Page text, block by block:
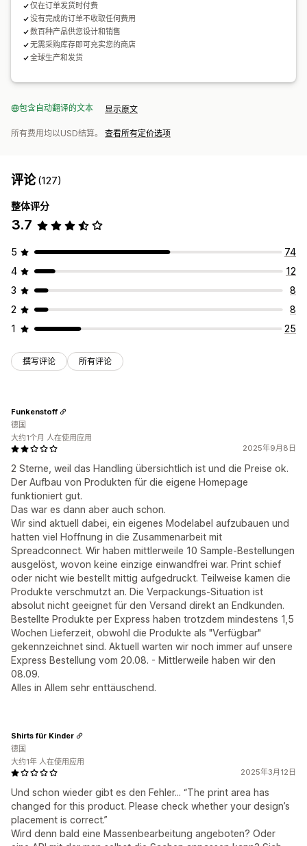
仅在订单发货时付费
没有完成的订单不收取任何费用
数百种产品供您设计和销售
无需采购库存即可充实您的商店
全球生产和发货
包含自动翻译的文本 显示原文
所有费用均以USD结算。 查看所有定价选项
评论(127)
整体评分
3.7
5
74
4
12
3
8
2
8
1
25
撰写评论 所有评论
2025年9月8日
2 Sterne, weil das Handling übersichtlich ist und die Preise ok.
Der Aufbau von Produkten für die eigene Homepage
funktioniert gut.
Das war es dann aber auch schon.
Wir sind aktuell dabei, ein eigenes Modelabel aufzubauen und
hatten viel Hoffnung in die Zusammenarbeit mit
Spreadconnect. Wir haben mittlerweile 10 Sample-Bestellungen
ausgelöst, wovon keine einzige einwandfrei war. Print schief
oder nicht wie bestellt mittig aufgedruckt. Teilweise kamen die
Produkte verschmutzt an. Die Verpackungs-Situation ist
absolut nicht geeignet für den Versand direkt an Endkunden.
Bestellte Produkte per Express haben trotzdem mindestens 1,5
Wochen Lieferzeit, obwohl die Produkte als "Verfügbar"
gekennzeichnet sind. Aktuell warten wir noch immer auf unsere
Express Bestellung vom 20.08. - Mittlerweile haben wir den
08.09.
Alles in Allem sehr enttäuschend.
Funkenstoff
德国
大约1个月 人在使用应用
2025年3月12日
Und schon wieder gibt es den Fehler... “The print area has
changed for this product. Please check whether your design’s
placement is correct.”
Wird denn bald eine Massenbearbeitung angeboten? Oder
Shirts für Kinder
德国
大约1年 人在使用应用